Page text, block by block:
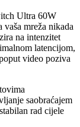
Ultra 60W
mreža nikada
na intenzitet
latencijom,
video poziva
saobraćajem
rad cijele